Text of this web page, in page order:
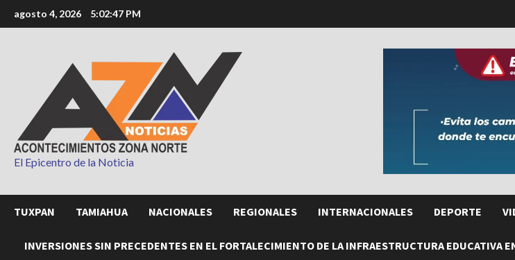
al
agosto 4, 2026 5:02:49 PM
El Epicentro de la Noticia
TUXPAN TAMIAHUA NACIONALES REGIONALES INTERNACIONALES DEPORTE
INVERSIONES SIN PRECEDENTES EN EL FORTALECIMIENTO DE LA INFRAESTRUCTURA EDUCATIVA